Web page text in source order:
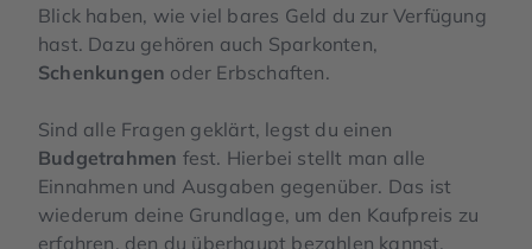
Blick haben, wie viel bares Geld du zur Verfügung
hast. Dazu gehören auch Sparkonten,
Schenkungen oder Erbschaften.
Sind alle Fragen geklärt, legst du einen
Budgetrahmen fest. Hierbei stellt man alle
Einnahmen und Ausgaben gegenüber. Das ist
wiederum deine Grundlage, um den Kaufpreis zu
erfahren, den du überhaupt bezahlen kannst.